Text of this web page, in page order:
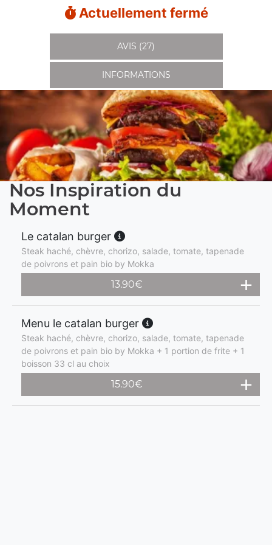
Actuellement fermé
AVIS (27)
INFORMATIONS
Nos Inspiration du
Moment
Le catalan burger
Steak haché, chèvre, chorizo, salade, tomate, tapenade
de poivrons et pain bio by Mokka
13.90€
Menu le catalan burger
Steak haché, chèvre, chorizo, salade, tomate, tapenade
de poivrons et pain bio by Mokka + 1 portion de frite + 1
boisson 33 cl au choix
15.90€